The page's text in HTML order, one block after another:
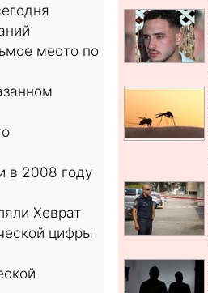
место по
в 2008 году
Хеврат
цифры